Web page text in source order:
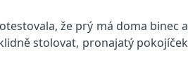
že prý má doma binec a
stolovat, pronajatý pokojíček